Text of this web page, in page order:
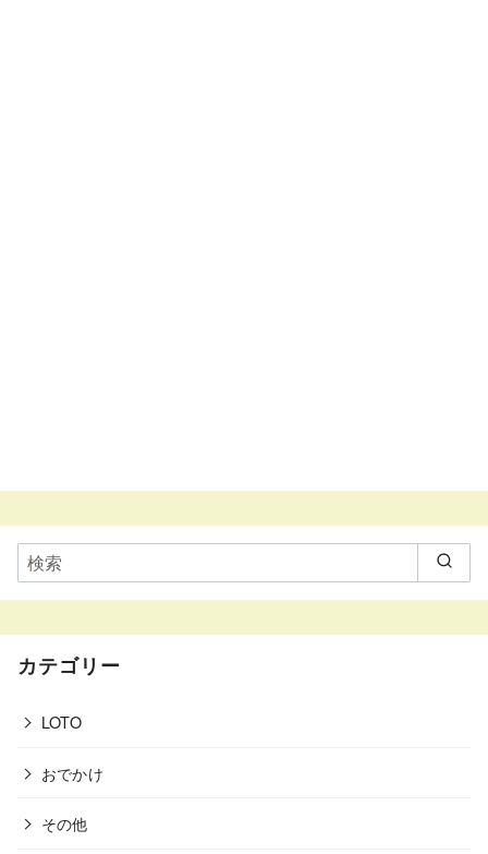
カテゴリー
LOTO
おでかけ
その他